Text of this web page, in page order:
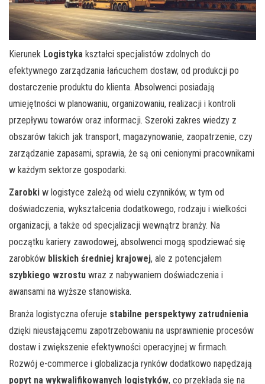
Kierunek Logistyka kształci specjalistów zdolnych do
efektywnego zarządzania łańcuchem dostaw, od produkcji po
dostarczenie produktu do klienta. Absolwenci posiadają
umiejętności w planowaniu, organizowaniu, realizacji i kontroli
przepływu towarów oraz informacji. Szeroki zakres wiedzy z
obszarów takich jak transport, magazynowanie, zaopatrzenie, czy
zarządzanie zapasami, sprawia, że są oni cenionymi pracownikami
w każdym sektorze gospodarki.
Zarobki w logistyce zależą od wielu czynników, w tym od
doświadczenia, wykształcenia dodatkowego, rodzaju i wielkości
organizacji, a także od specjalizacji wewnątrz branży. Na
początku kariery zawodowej, absolwenci mogą spodziewać się
zarobków bliskich średniej krajowej, ale z potencjałem
szybkiego wzrostu wraz z nabywaniem doświadczenia i
awansami na wyższe stanowiska.
Branża logistyczna oferuje stabilne perspektywy zatrudnienia
dzięki nieustającemu zapotrzebowaniu na usprawnienie procesów
dostaw i zwiększenie efektywności operacyjnej w firmach.
Rozwój e-commerce i globalizacja rynków dodatkowo napędzają
popyt na wykwalifikowanych logistyków, co przekłada się na